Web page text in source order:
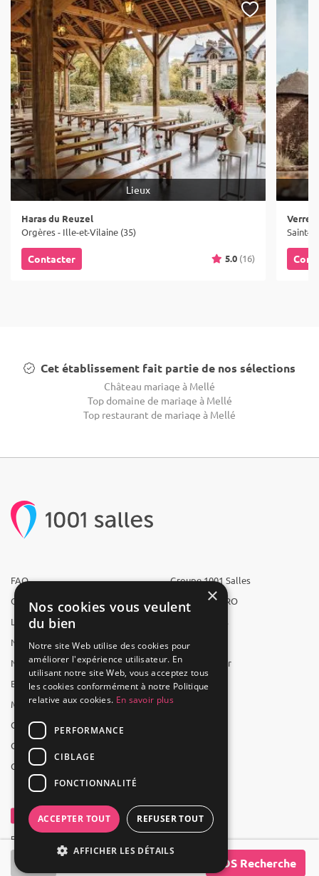
SOS Recherche
Lieux
Haras du Reuzel
Orgères - Ille-et-Vilaine (35)
Contacter 5.0 (16)
Saint-
Cet établissement fait partie de nos sélections
Château mariage à Mellé
Top domaine de mariage à Mellé
Top restaurant de mariage à Mellé
FAQ
Qui sommes-nous ?
L'équipe
Nous recrutons
Nos partenaires
Espace presse
Mentions légales
CGV
CGU
Contact
Groupe 1001 Salles
1001 Salles PRO
1001 Traiteurs
1001 Artistes
Reserverunbar
MP2
Powered by Groupe 1001Salles
×
Nos cookies vous veulent
du bien
Notre site Web utilise des cookies pour
améliorer l'expérience utilisateur. En
utilisant notre site Web, vous acceptez tous
les cookies conformément à notre Politique
relative aux cookies. En savoir plus
PERFORMANCE
CIBLAGE
FONCTIONNALITÉ
ACCEPTER TOUT REFUSER TOUT
AFFICHER LES DÉTAILS